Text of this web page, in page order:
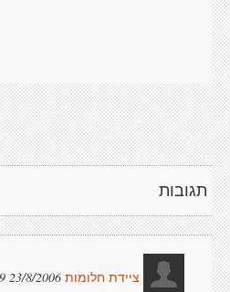
תגובות
ציידת חלומות 23/8/2006 22:21:19